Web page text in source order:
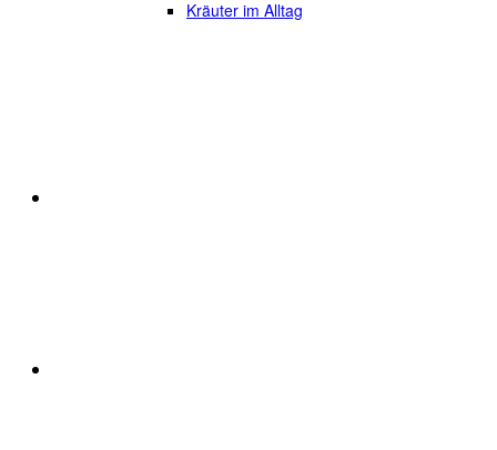
Kräuter im Alltag